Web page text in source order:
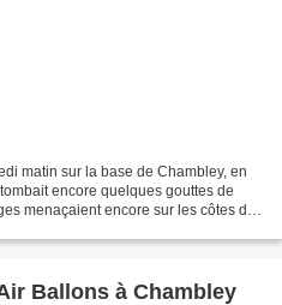
matin sur la base de Chambley, en
encore quelques gouttes de
menaçaient encore sur les côtes de
Ballons à Chambley